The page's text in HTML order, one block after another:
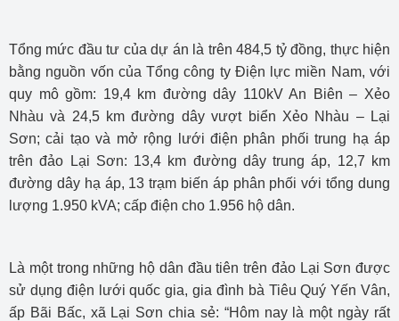
Tổng mức đầu tư của dự án là trên 484,5 tỷ đồng, thực hiện
bằng nguồn vốn của Tổng công ty Điện lực miền Nam, với
quy mô gồm: 19,4 km đường dây 110kV An Biên – Xẻo
Nhàu và 24,5 km đường dây vượt biển Xẻo Nhàu – Lại
Sơn; cải tạo và mở rộng lưới điện phân phối trung hạ áp
trên đảo Lại Sơn: 13,4 km đường dây trung áp, 12,7 km
đường dây hạ áp, 13 trạm biến áp phân phối với tổng dung
lượng 1.950 kVA; cấp điện cho 1.956 hộ dân.
Là một trong những hộ dân đầu tiên trên đảo Lại Sơn được
sử dụng điện lưới quốc gia, gia đình bà Tiêu Quý Yến Vân,
ấp Bãi Bấc, xã Lại Sơn chia sẻ: “Hôm nay là một ngày rất